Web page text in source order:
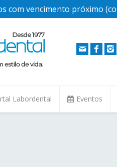
com vencimento próximo
Labordental Eventos